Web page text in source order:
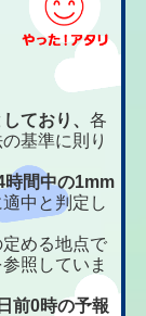
ており、各
基準に則り
時間中の1mm
中と判定し
める地点で
照していま
前0時の予報